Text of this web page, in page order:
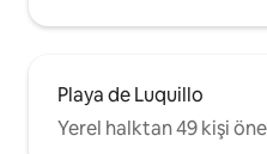
Playa de Luquillo
Yerel halktan 49 kişi